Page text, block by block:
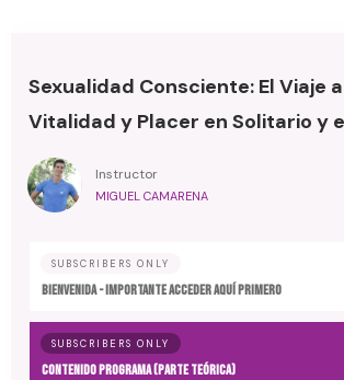
Sexualidad Consciente: El Viaje
Vitalidad y Placer en Solitario y
Instructor
MIGUEL CAMARENA
SUBSCRIBERS ONLY
BIENVENIDA - IMPORTANTE ACCEDER AQUÍ PRIMERO
SUBSCRIBERS ONLY
CONTENIDO PROGRAMA (Parte Teórica)